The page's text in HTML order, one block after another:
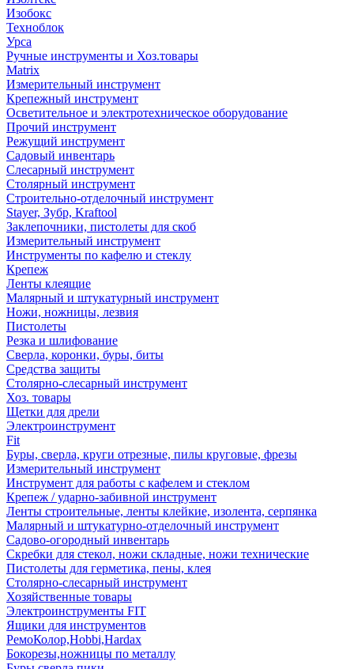
Изобокс
Техноблок
Урса
Ручные инструменты и Хоз.товары
Matrix
Измерительный инструмент
Крепежный инструмент
Осветительное и электротехническое оборудование
Прочий инструмент
Режущий инструмент
Садовый инвентарь
Слесарный инструмент
Столярный инструмент
Строительно-отделочный инструмент
Stayer, Зубр, Kraftool
Заклепочники, пистолеты для скоб
Измерительный инструмент
Инструменты по кафелю и стеклу
Крепеж
Ленты клеящие
Малярный и штукатурный инструмент
Ножи, ножницы, лезвия
Пистолеты
Резка и шлифование
Сверла, коронки, буры, биты
Средства защиты
Столярно-слесарный инструмент
Хоз. товары
Щетки для дрели
Электроинструмент
Fit
Буры, сверла, круги отрезные, пилы круговые, фрезы
Измерительный инструмент
Инструмент для работы с кафелем и стеклом
Крепеж / ударно-забивной инструмент
Ленты строительные, ленты клейкие, изолента, серпянка
Малярный и штукатурно-отделочный инструмент
Садово-огородный инвентарь
Скребки для стекол, ножи складные, ножи технические
Пистолеты для герметика, пены, клея
Столярно-слесарный инструмент
Хозяйственные товары
Электроинструменты FIT
Ящики для инструментов
РемоКолор,Hobbi,Hardax
Бокорезы,ножницы по металлу